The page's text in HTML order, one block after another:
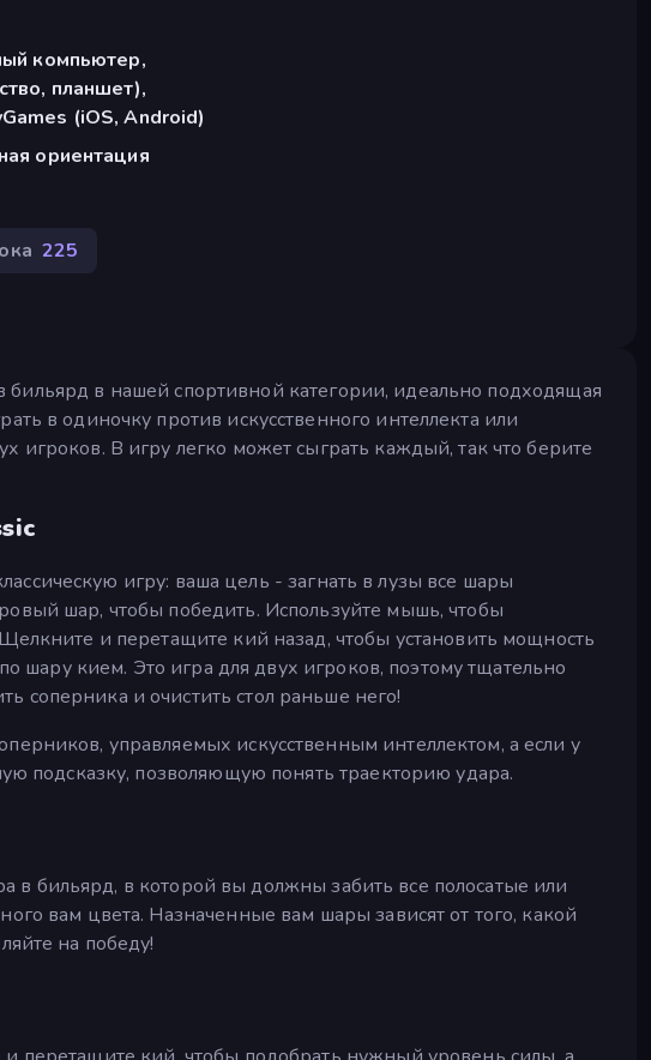
компьютер,
планшет),
(iOS, Android)
ориентация
225
бильярд в нашей спортивной категории, идеально подходящая
в одиночку против искусственного интеллекта или
игроков. В игру легко может сыграть каждый, так что берите
игру: ваша цель - загнать в лузы все шары
шар, чтобы победить. Используйте мышь, чтобы
и перетащите кий назад, чтобы установить мощность
шару кием. Это игра для двух игроков, поэтому тщательно
соперника и очистить стол раньше него!
управляемых искусственным интеллектом, а если у
подсказку, позволяющую понять траекторию удара.
в бильярд, в которой вы должны забить все полосатые или
вам цвета. Назначенные вам шары зависят от того, какой
на победу!